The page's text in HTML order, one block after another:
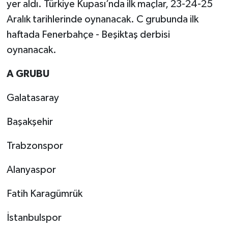
yer aldı. Türkiye Kupası’nda ilk maçlar, 23-24-25
Aralık tarihlerinde oynanacak. C grubunda ilk
haftada Fenerbahçe - Beşiktaş derbisi
oynanacak.
A GRUBU
Galatasaray
Başakşehir
Trabzonspor
Alanyaspor
Fatih Karagümrük
İstanbulspor